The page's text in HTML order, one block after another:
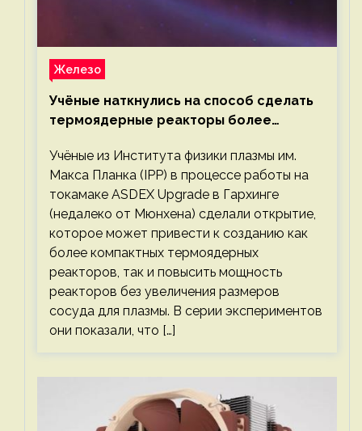
Железо
Учёные наткнулись на способ сделать
термоядерные реакторы более
Учёные из Института физики плазмы им.
Макса Планка (IPP) в процессе работы на
токамаке ASDEX Upgrade в Гархинге
(недалеко от Мюнхена) сделали открытие,
которое может привести к созданию как
более компактных термоядерных
реакторов, так и повысить мощность
реакторов без увеличения размеров
сосуда для плазмы. В серии экспериментов
они показали, что […]